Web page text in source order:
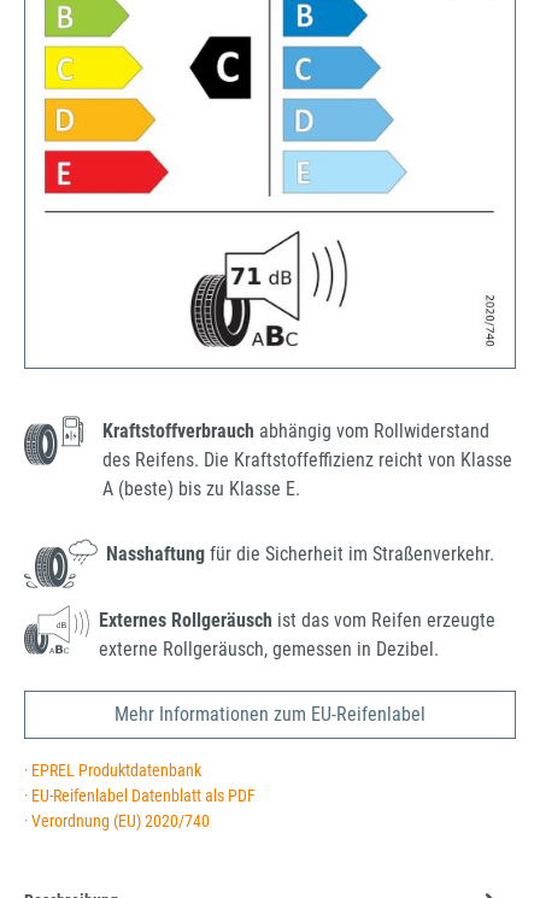
Kraftstoffverbrauch abhängig vom Rollwiderstand
des Reifens. Die Kraftstoffeffizienz reicht von Klasse
A (beste) bis zu Klasse E.
Nasshaftung für die Sicherheit im Straßenverkehr.
Externes Rollgeräusch ist das vom Reifen erzeugte
externe Rollgeräusch, gemessen in Dezibel.
Mehr Informationen zum EU-Reifenlabel
· EPREL Produktdatenbank
· EU-Reifenlabel Datenblatt als PDF
· Verordnung (EU) 2020/740